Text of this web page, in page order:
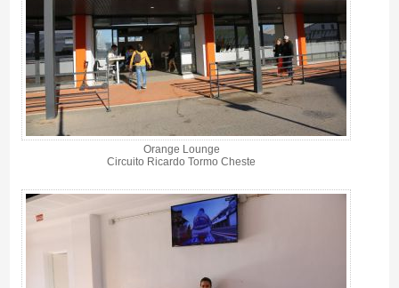
Orange Lounge
Circuito Ricardo Tormo Cheste